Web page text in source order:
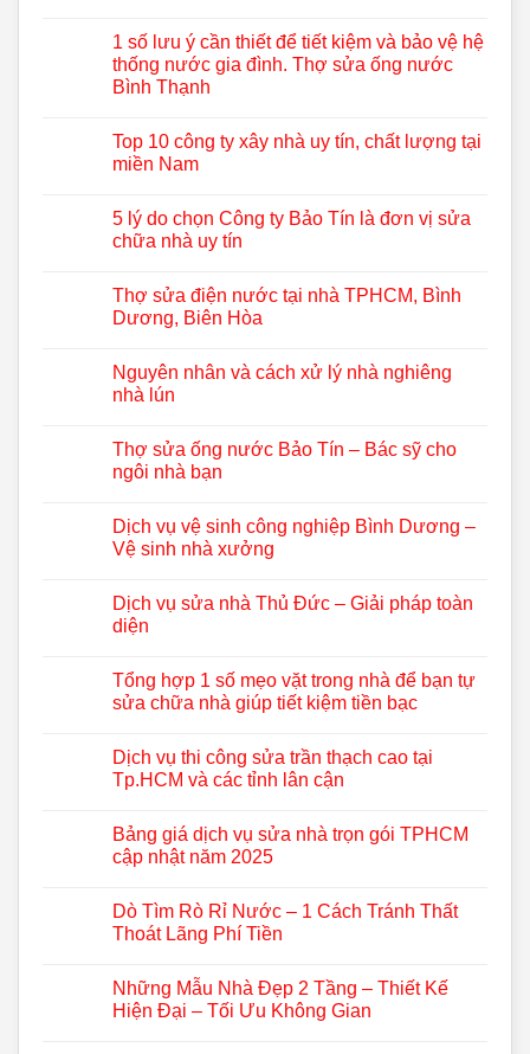
1 số lưu ý cần thiết để tiết kiệm và bảo vệ hệ
thống nước gia đình. Thợ sửa ống nước
Bình Thạnh
Top 10 công ty xây nhà uy tín, chất lượng tại
miền Nam
5 lý do chọn Công ty Bảo Tín là đơn vị sửa
chữa nhà uy tín
Thợ sửa điện nước tại nhà TPHCM, Bình
Dương, Biên Hòa
Nguyên nhân và cách xử lý nhà nghiêng
nhà lún
Thợ sửa ống nước Bảo Tín – Bác sỹ cho
ngôi nhà bạn
Dịch vụ vệ sinh công nghiệp Bình Dương –
Vệ sinh nhà xưởng
Dịch vụ sửa nhà Thủ Đức – Giải pháp toàn
diện
Tổng hợp 1 số mẹo vặt trong nhà để bạn tự
sửa chữa nhà giúp tiết kiệm tiền bạc
Dịch vụ thi công sửa trần thạch cao tại
Tp.HCM và các tỉnh lân cận
Bảng giá dịch vụ sửa nhà trọn gói TPHCM
cập nhật năm 2025
Dò Tìm Rò Rỉ Nước – 1 Cách Tránh Thất
Thoát Lãng Phí Tiền
Những Mẫu Nhà Đẹp 2 Tầng – Thiết Kế
Hiện Đại – Tối Ưu Không Gian